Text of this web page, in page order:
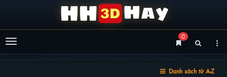
Menu
0
Danh sách từ A-Z